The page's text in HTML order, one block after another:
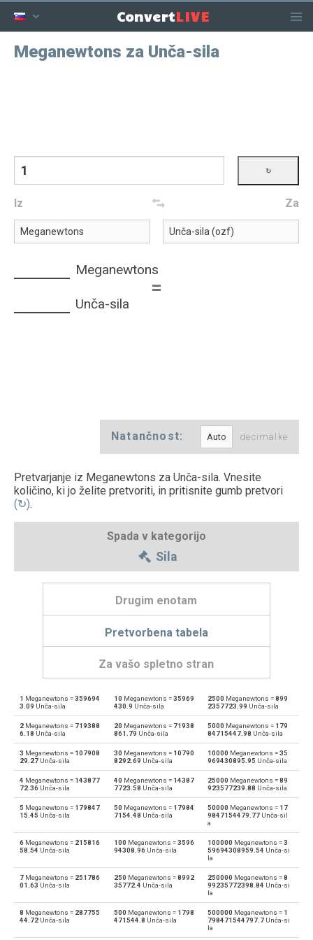
ConvertLIVE
Meganewtons za Unča-sila
Iz Za
Meganewtons
=
Unča-sila
Natančnost: decimalke
Pretvarjanje iz Meganewtons za Unča-sila. Vnesite
količino, ki jo želite pretvoriti, in pritisnite gumb pretvori
(↻).
Spada v kategorijo
Sila
Drugim enotam
Pretvorbena tabela
Za vašo spletno stran
— Meganewtons za Dynes dyn
dyn Dynes za Meganewtons —
— Meganewtons za Groba sila Gf
Gf Groba sila za Meganewtons —
— Meganewtons za Giganewtons GN
Giganewtons za Meganewtons
— Meganewtons za Džulih na meter J/m
Džulih na meter za Meganewtons
— Meganewtons za Kilogram-force kgf
1 Meganewtons =359694
3.09 Unča-sila
10 Meganewtons =35969
430.9 Unča-sila
2500 Meganewtons =899
2357723.99 Unča-sila
2 Meganewtons = 719388
6.18 Unča-sila
20 Meganewtons = 71938
861.79 Unča-sila
5000 Meganewtons = 179
84715447.98 Unča-sila
3 Meganewtons = 107908
29.27 Unča-sila
30 Meganewtons = 10790
8292.69 Unča-sila
10000 Meganewtons =35
969430895.95 Unča-sila
4 Meganewtons = 143877
72.36 Unča-sila
40 Meganewtons = 14387
7723.58 Unča-sila
25000 Meganewtons =89
923577239.88 Unča-sila
5 Meganewtons = 179847
15.45 Unča-sila
50 Meganewtons = 17984
7154.48 Unča-sila
50000 Meganewtons = 17
9847154479.77 Unča-sil
a
6 Meganewtons = 215816
58.54 Unča-sila
100 Meganewtons =3596
94308.96Unča-sila
100000 Meganewtons =3
59694308959.54 Unča-si
la
7 Meganewtons = 251786
01.63 Unča-sila
250 Meganewtons =8992
35772.4 Unča-sila
250000 Meganewtons =8
99235772398.84 Unča-si
la
8 Meganewtons = 287755
44.72 Unča-sila
500 Meganewtons = 1798
471544.8 Unča-sila
500000 Meganewtons = 1
798471544797.7 Unča-si
la